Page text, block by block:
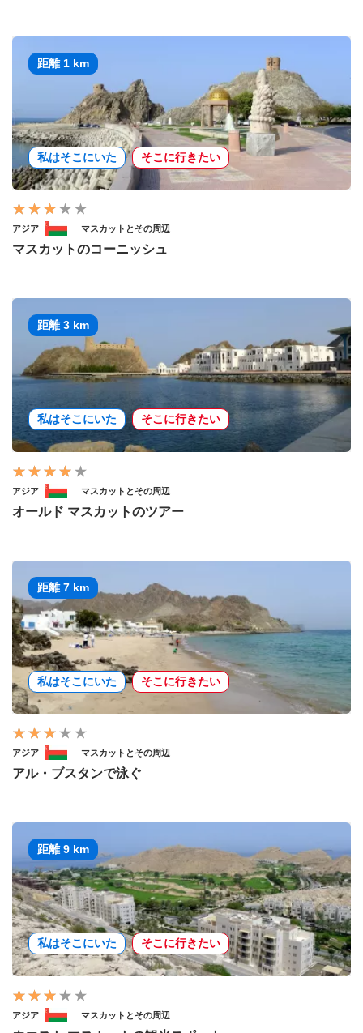
距離 1 km
私はそこにいた そこに行きたい
アジア マスカットとその周辺
マスカットのコーニッシュ
距離 3 km
私はそこにいた そこに行きたい
アジア マスカットとその周辺
オールド マスカットのツアー
距離 7 km
私はそこにいた そこに行きたい
アジア マスカットとその周辺
アル・ブスタンで泳ぐ
距離 9 km
私はそこにいた そこに行きたい
アジア マスカットとその周辺